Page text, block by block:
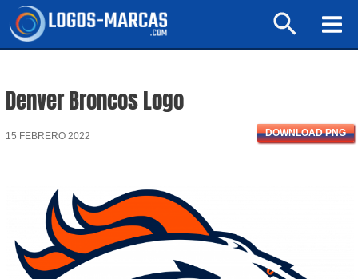
Buscar
Denver Broncos Logo
15 FEBRERO 2022 DOWNLOAD PNG